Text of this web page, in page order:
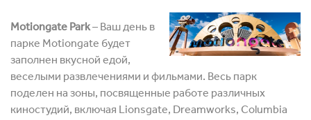
Motiongate Park– Ваш день в
парке Motiongate будет
заполнен вкусной едой,
веселыми развлечениями и фильмами. Весь парк
поделен на зоны, посвященные работе различных
киностудий, включая Lionsgate, Dreamworks, Columbia